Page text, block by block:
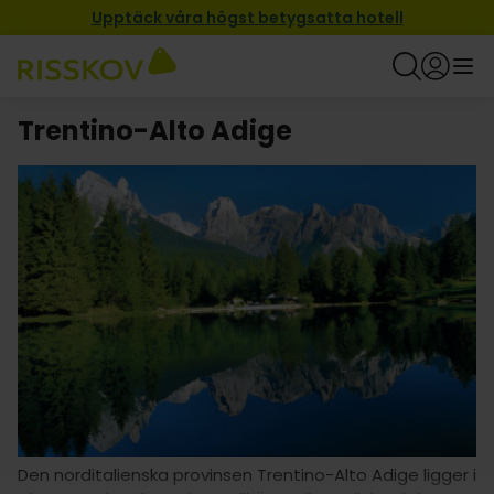
Upptäck våra högst betygsatta hotell
Trentino-Alto Adige
Den norditalienska provinsen Trentino-Alto Adige ligger i